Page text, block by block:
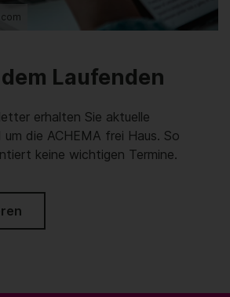
Laufenden
erhalten Sie aktuelle
die ACHEMA frei Haus. So
keine wichtigen Termine.